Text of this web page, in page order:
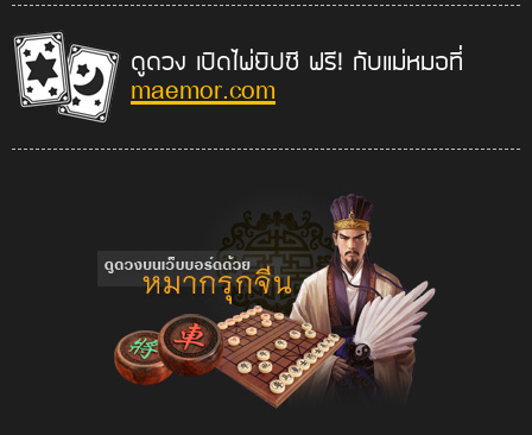
ดูดวง เปิดไพ่ยิปซี ฟรี! กับแม่หมอที่
maemor.com